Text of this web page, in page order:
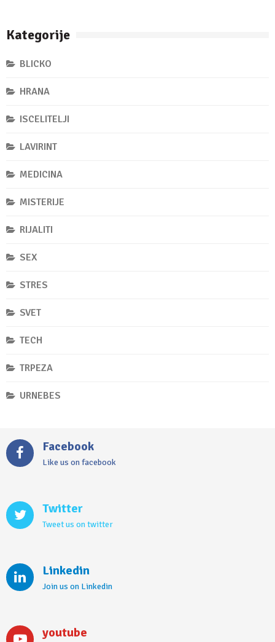
Kategorije
BLICKO
HRANA
ISCELITELJI
LAVIRINT
MEDICINA
MISTERIJE
RIJALITI
SEX
STRES
SVET
TECH
TRPEZA
URNEBES
Facebook
Like us on facebook
Twitter
Tweet us on twitter
Linkedin
Join us on Linkedin
youtube